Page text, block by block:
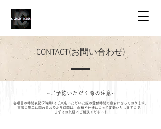
CONTACT(お問い合わせ)
~ご予約いただく際の注意~
各項目の時間表記(2時間)はご来店いただいた際の受付時間の目安になっております。
​実際の施工に関わるお預かり時間は、面積や仕様によって変動いたしますので、
まずはお気軽にご相談ください！